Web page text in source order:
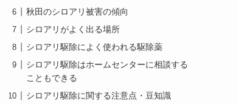
秋田のシロアリ被害の傾向
シロアリがよく出る場所
シロアリ駆除によく使われる駆除薬
シロアリ駆除はホームセンターに相談する
こともできる
シロアリ駆除に関する注意点・豆知識